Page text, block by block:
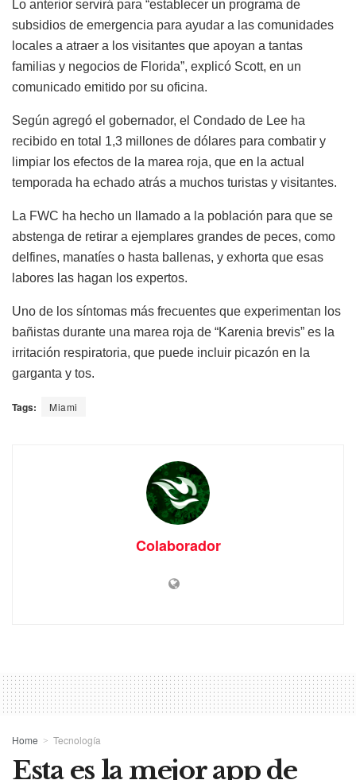
Lo anterior servirá para “establecer un programa de
subsidios de emergencia para ayudar a las comunidades
locales a atraer a los visitantes que apoyan a tantas
familias y negocios de Florida”, explicó Scott, en un
comunicado emitido por su oficina.
Según agregó el gobernador, el Condado de Lee ha
recibido en total 1,3 millones de dólares para combatir y
limpiar los efectos de la marea roja, que en la actual
temporada ha echado atrás a muchos turistas y visitantes.
La FWC ha hecho un llamado a la población para que se
abstenga de retirar a ejemplares grandes de peces, como
delfines, manatíes o hasta ballenas, y exhorta que esas
labores las hagan los expertos.
Uno de los síntomas más frecuentes que experimentan los
bañistas durante una marea roja de “Karenia brevis” es la
irritación respiratoria, que puede incluir picazón en la
garganta y tos.
Tags: Miami
Colaborador
Home Tecnología
Esta es la mejor app de